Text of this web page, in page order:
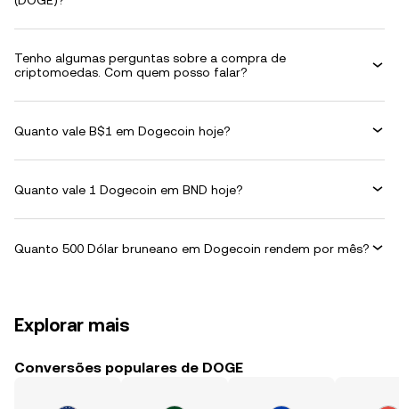
Tenho algumas perguntas sobre a compra de
criptomoedas. Com quem posso falar?
Quanto vale B$1 em Dogecoin hoje?
Quanto vale 1 Dogecoin em BND hoje?
Quanto 500 Dólar bruneano em Dogecoin rendem por mês?
Explorar mais
Conversões populares de DOGE